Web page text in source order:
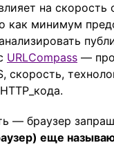
на
как минимум
URLCompass —
скорость,
— браузер
еще